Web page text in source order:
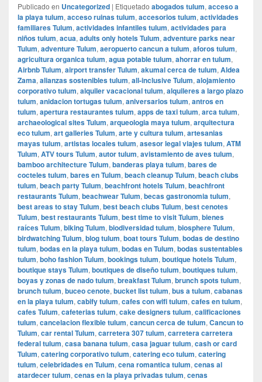
Publicado en Uncategorized | Etiquetado abogados tulum, acceso a
la playa tulum, acceso ruinas tulum, accesorios tulum, actividades
familiares Tulum, actividades infantiles tulum, actividades para
niños tulum, acua, adults only hotels Tulum, adventure parks near
Tulum, adventure Tulum, aeropuerto cancun a tulum, aforos tulum,
agricultura organica tulum, agua potable tulum, ahorrar en tulum,
Airbnb Tulum, airport transfer Tulum, akumal cerca de tulum, Aldea
Zama, alianzas sostenibles tulum, all-inclusive Tulum, alojamiento
corporativo tulum, alquiler vacacional tulum, alquileres a largo plazo
tulum, anidacion tortugas tulum, aniversarios tulum, antros en
tulum, apertura restaurantes tulum, apps de taxi tulum, arca tulum,
archaeological sites Tulum, arqueologia maya tulum, arquitectura
eco tulum, art galleries Tulum, arte y cultura tulum, artesanias
mayas tulum, artistas locales tulum, asesor legal viajes tulum, ATM
Tulum, ATV tours Tulum, autor tulum, avistamiento de aves tulum,
bamboo architecture Tulum, banderas playa tulum, bares de
cocteles tulum, bares en Tulum, beach cleanup Tulum, beach clubs
tulum, beach party Tulum, beachfront hotels Tulum, beachfront
restaurants Tulum, beachwear Tulum, becas gastronomia tulum,
best areas to stay Tulum, best beach clubs Tulum, best cenotes
Tulum, best restaurants Tulum, best time to visit Tulum, bienes
raíces Tulum, biking Tulum, biodiversidad tulum, biosphere Tulum,
birdwatching Tulum, blog tulum, boat tours Tulum, bodas de destino
tulum, bodas en la playa tulum, bodas en Tulum, bodas sustentables
tulum, boho fashion Tulum, bookings tulum, boutique hotels Tulum,
boutique stays Tulum, boutiques de diseño tulum, boutiques tulum,
boyas y zonas de nado tulum, breakfast Tulum, brunch spots tulum,
brunch tulum, buceo cenote, bucket list tulum, bus a tulum, cabanas
en la playa tulum, cabify tulum, cafes con wifi tulum, cafes en tulum,
cafes Tulum, cafeterias tulum, cake designers tulum, calificaciones
tulum, cancelacion flexible tulum, cancun cerca de tulum, Cancun to
Tulum, car rental Tulum, carretera 307 tulum, carretera carretera
federal tulum, casa banana tulum, casa jaguar tulum, cash or card
Tulum, catering corporativo tulum, catering eco tulum, catering
tulum, celebridades en Tulum, cena romantica tulum, cenas al
atardecer tulum, cenas en la playa privadas tulum, cenas